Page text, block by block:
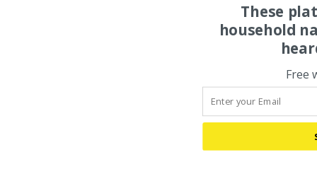
These
household
Free